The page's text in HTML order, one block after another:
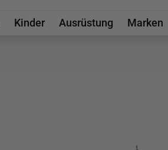
Kinder Ausrüstung Marken